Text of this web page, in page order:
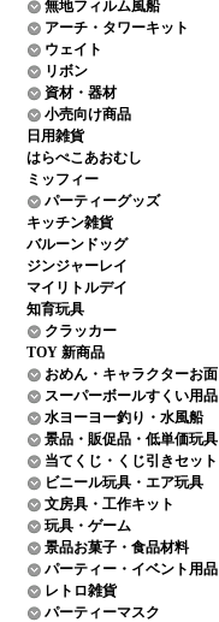
無地フィルム風船
アーチ・タワーキット
ウェイト
リボン
資材・器材
小売向け商品
日用雑貨
はらぺこあおむし
ミッフィー
パーティーグッズ
キッチン雑貨
バルーンドッグ
ジンジャーレイ
マイリトルデイ
知育玩具
クラッカー
TOY 新商品
おめん・キャラクターお面
スーパーボールすくい用品
水ヨーヨー釣り・水風船
景品・販促品・低単価玩具
当てくじ・くじ引きセット
ビニール玩具・エア玩具
文房具・工作キット
玩具・ゲーム
景品お菓子・食品材料
パーティー・イベント用品
レトロ雑貨
パーティーマスク